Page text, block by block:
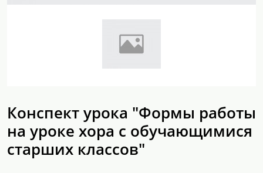
Конспект урока "Формы работы
на уроке хора с обучающимися
старших классов"